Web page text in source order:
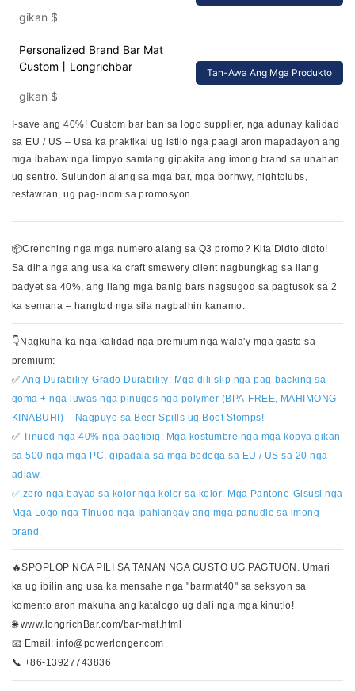
gikan $
Personalized Brand Bar Mat
Custom丨Longrichbar
gikan $
Tan-Awa Ang Mga Produkto
I-save ang 40%! Custom bar ban sa logo supplier, nga adunay kalidad
sa EU / US – Usa ka praktikal ug istilo nga paagi aron mapadayon ang
mga ibabaw nga limpyo samtang gipakita ang imong brand sa unahan
ug sentro. Sulundon alang sa mga bar, mga borhwy, nightclubs,
restawran, ug pag-inom sa promosyon.
📦Crenching nga mga numero alang sa Q3 promo? Kita’Didto didto!
Sa diha nga ang usa ka craft smewery client nagbungkag sa ilang
badyet sa 40%, ang ilang mga banig bars nagsugod sa pagtusok sa 2
ka semana – hangtod nga sila nagbalhin kanamo.
👇Nagkuha ka nga kalidad nga premium nga wala'y mga gasto sa
premium:
✅ Ang Durability-Grado Durability: Mga dili slip nga pag-backing sa
goma + nga luwas nga pinugos nga polymer (BPA-FREE, MAHIMONG
KINABUHI) – Nagpuyo sa Beer Spills ug Boot Stomps!
✅ Tinuod nga 40% nga pagtipig: Mga kostumbre nga mga kopya gikan
sa 500 nga mga PC, gipadala sa mga bodega sa EU / US sa 20 nga
adlaw.
✅ zero nga bayad sa kolor nga kolor sa kolor: Mga Pantone-Gisusi nga
Mga Logo nga Tinuod nga Ipahiangay ang mga panudlo sa imong
brand.
🔥SPOPLOP NGA PILI SA TANAN NGA GUSTO UG PAGTUON. Umari
ka ug ibilin ang usa ka mensahe nga "barmat40" sa seksyon sa
komento aron makuha ang katalogo ug dali nga mga kinutlo!
🌐www.longrichBar.com/bar-mat.html
📧 Email: info@powerlonger.com
📞 +86-13927743836